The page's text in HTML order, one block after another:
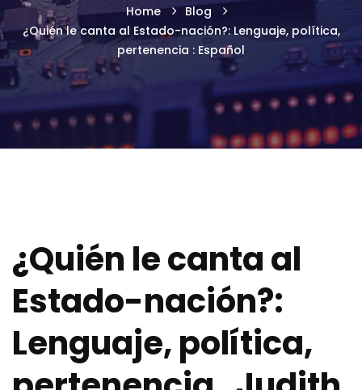
Home
Blog
¿Quién le canta al Estado-nación?: Lenguaje, política,
pertenencia : Español
¿Quién le canta al
Estado-nación?:
Lenguaje, política,